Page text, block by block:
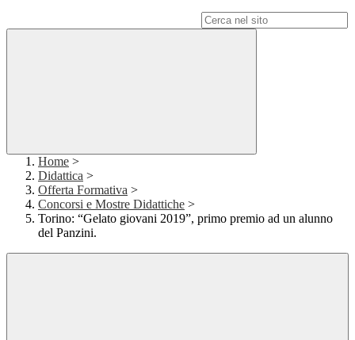
Home >
Didattica >
Offerta Formativa >
Concorsi e Mostre Didattiche >
Torino: “Gelato giovani 2019”, primo premio ad un alunno
del Panzini.